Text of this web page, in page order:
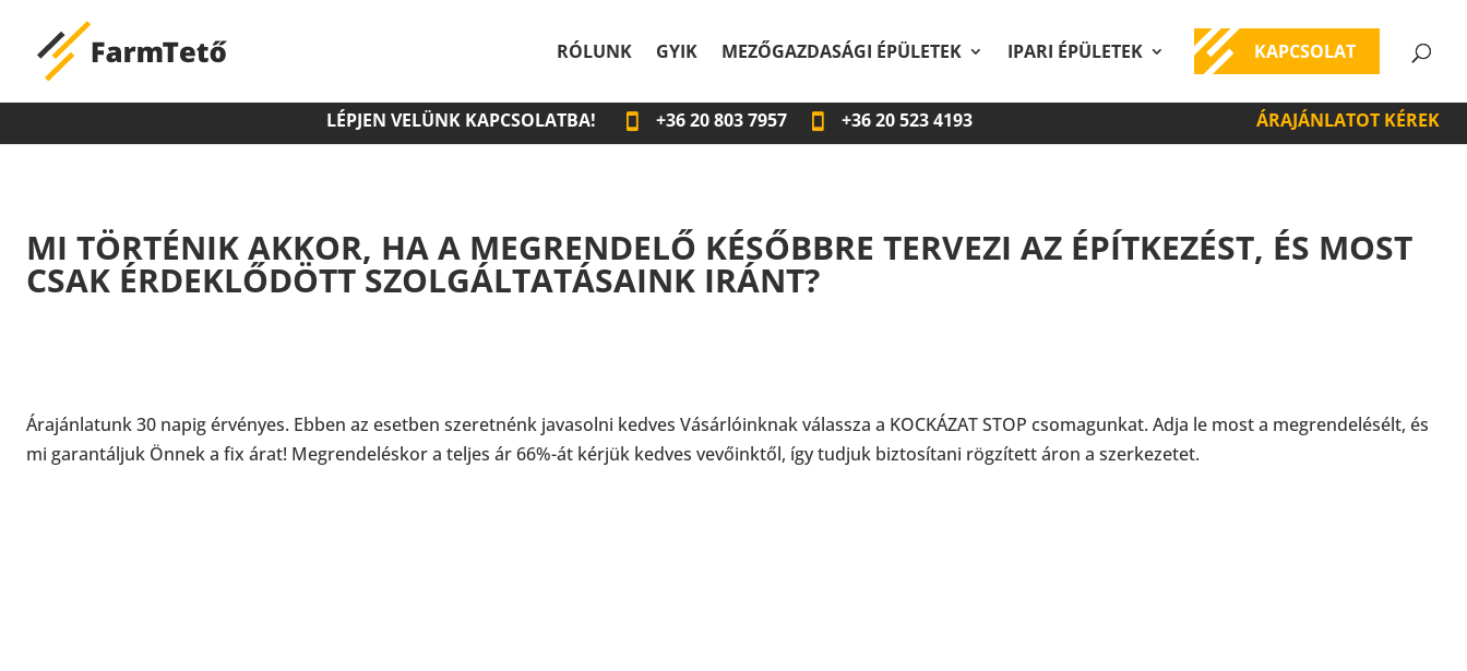
RÓLUNK GYIK MEZŐGAZDASÁGI ÉPÜLETEK IPARI ÉPÜLETEK KAPCSOLAT
LÉPJEN VELÜNK KAPCSOLATBA! +3620 803 7957 +3620 523 4193 ÁRAJÁNLATOT KÉREK
MI TÖRTÉNIK AKKOR, HA A MEGRENDELŐ KÉSŐBBRE TERVEZI AZ ÉPÍTKEZÉST, ÉS MOST
CSAK ÉRDEKLŐDÖTT SZOLGÁLTATÁSAINK IRÁNT?
Árajánlatunk 30 napig érvényes. Ebben az esetben szeretnénk javasolni kedves Vásárlóinknak válassza a KOCKÁZAT STOP csomagunkat. Adja le most a megrendelésélt, és
mi garantáljuk Önnek a fix árat! Megrendeléskor a teljes ár 66%-át kérjük kedves vevőinktől, így tudjuk biztosítani rögzített áron a szerkezetet.